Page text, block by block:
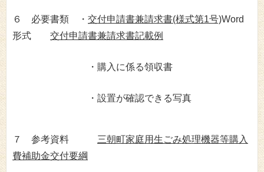
６ 必要書類 ・ 交付申請書兼請求書(様式第1号)Word
形式 交付申請書兼請求書記載例
・購入に係る領収書
・設置が確認できる写真
７ 参考資料 三朝町家庭用生ごみ処理機器等購入
費補助金交付要綱